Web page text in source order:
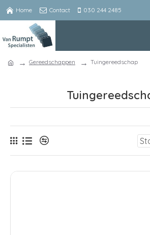
Home Contact 030 244 2485
Gereedschappen Tuingereedschap